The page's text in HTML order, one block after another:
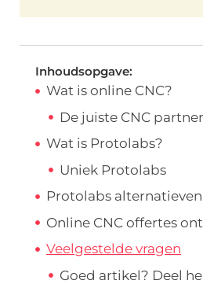
Inhoudsopgave:
Wat is online CNC?
De juiste CNC partner
Wat is Protolabs?
Uniek Protolabs
Protolabs alternatieven
Online CNC offertes
Veelgestelde vragen
Goed artikel? Deel